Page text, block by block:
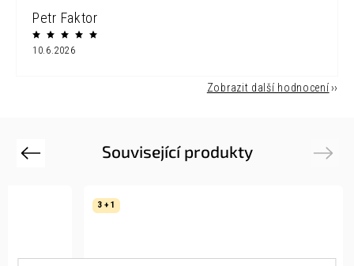
Petr Faktor
10.6.2026
Zobrazit další hodnocení
Související produkty
Previous
3 + 1
Next